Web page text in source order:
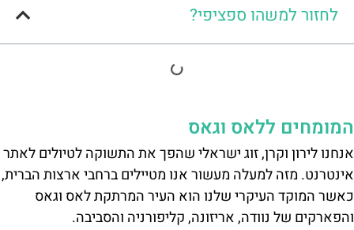
לחזור למשהו ספציפי?
המומחים ללאס וגאס
אנחנו לירון וקרן, זוג ישראלי שהפך את התשוקה לטיולים לאתר
אינטרנט. מזה למעלה מעשור אנו מטיילים ברחבי ארצות הברית,
כאשר המוקד העיקרי שלנו הוא העיר המרתקת לאס וגאס
והפארקים של נוודה, אריזונה, קליפורניה והסביבה.